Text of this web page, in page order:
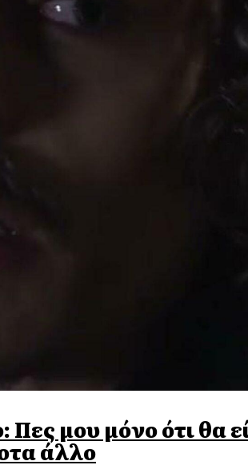
μου μόνο ότι θα
άλλο